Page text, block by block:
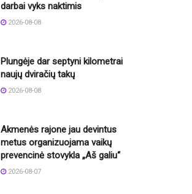
darbai vyks naktimis
2026-08-08
Plungėje dar septyni kilometrai
naujų dviračių takų
2026-08-08
Akmenės rajone jau devintus
metus organizuojama vaikų
prevencinė stovykla „Aš galiu“
2026-08-07